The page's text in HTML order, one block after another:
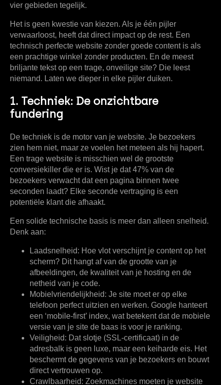
vier gebieden tegelijk.
Het is geen kwestie van kiezen. Als je één pijler
verwaarloost, heeft dat direct impact op de rest. Een
technisch perfecte website zonder goede content is als
een prachtige winkel zonder producten. En de meest
briljante tekst op een trage, onveilige site? Die leest
niemand. Laten we dieper in elke pijler duiken.
1. Techniek: De onzichtbare
fundering
De techniek is de motor van je website. Je bezoekers
zien hem niet, maar ze voelen het meteen als hij hapert.
Een trage website is misschien wel de grootste
conversiekiller die er is. Wist je dat47% van de
bezoekers verwacht dat een pagina binnen twee
seconden laadt? Elke seconde vertraging is een
potentiële klant die afhaakt.
Een solide technische basis is meer dan alleen snelheid.
Denk aan:
Laadsnelheid: Hoe vlot verschijnt je content op het
scherm? Dit hangt af van de grootte van je
afbeeldingen, de kwaliteit van je hosting en de
netheid van je code.
Mobielvriendelijkheid: Je site moet er op elke
telefoon perfect uitzien en werken. Google hanteert
een ‘mobile-first’ index, wat betekent dat de mobiele
versie van je site de baas is voor je ranking.
Veiligheid: Dat slotje (SSL-certificaat) in de
adresbalk is geen luxe, maar een keiharde eis. Het
beschermt de gegevens van je bezoekers en bouwt
direct vertrouwen op.
Crawlbaarheid: Zoekmachines moeten je website